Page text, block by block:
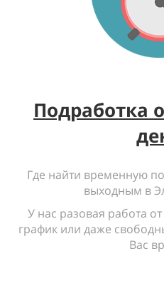
Подработка
Где найти временную
выходным в
У нас разовая работа
график или даже
Вас